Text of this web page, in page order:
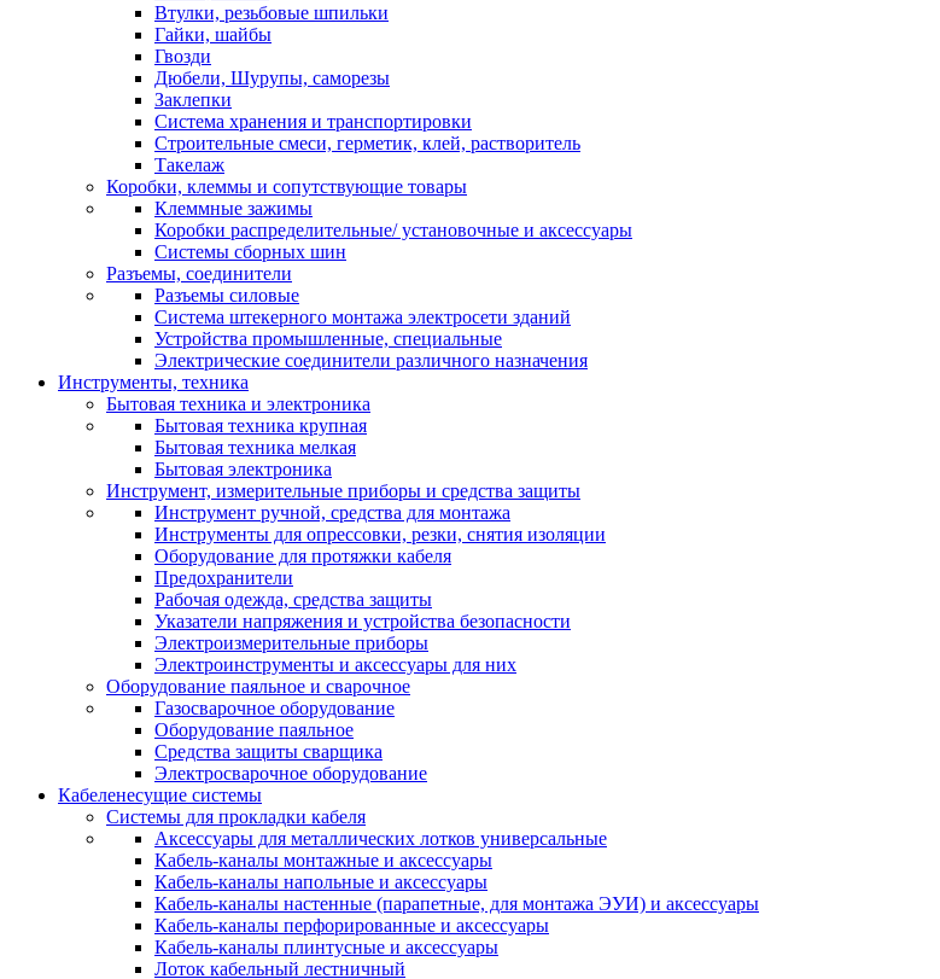
Втулки, резьбовые шпильки
Гайки, шайбы
Гвозди
Дюбели, Шурупы, саморезы
Заклепки
Система хранения и транспортировки
Строительные смеси, герметик, клей, растворитель
Такелаж
Коробки, клеммы и сопутствующие товары
Клеммные зажимы
Коробки распределительные/ установочные и аксессуары
Системы сборных шин
Разъемы, соединители
Разъемы силовые
Система штекерного монтажа электросети зданий
Устройства промышленные, специальные
Электрические соединители различного назначения
Инструменты, техника
Бытовая техника и электроника
Бытовая техника крупная
Бытовая техника мелкая
Бытовая электроника
Инструмент, измерительные приборы и средства защиты
Инструмент ручной, средства для монтажа
Инструменты для опрессовки, резки, снятия изоляции
Оборудование для протяжки кабеля
Предохранители
Рабочая одежда, средства защиты
Указатели напряжения и устройства безопасности
Электроизмерительные приборы
Электроинструменты и аксессуары для них
Оборудование паяльное и сварочное
Газосварочное оборудование
Оборудование паяльное
Средства защиты сварщика
Электросварочное оборудование
Кабеленесущие системы
Системы для прокладки кабеля
Аксессуары для металлических лотков универсальные
Кабель-каналы монтажные и аксессуары
Кабель-каналы напольные и аксессуары
Кабель-каналы настенные (парапетные, для монтажа ЭУИ) и аксессуары
Кабель-каналы перфорированные и аксессуары
Кабель-каналы плинтусные и аксессуары
Лоток кабельный лестничный